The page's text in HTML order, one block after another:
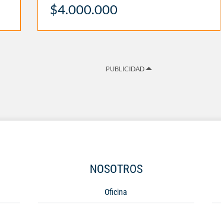
$4.000.000
PUBLICIDAD
NOSOTROS
Oficina